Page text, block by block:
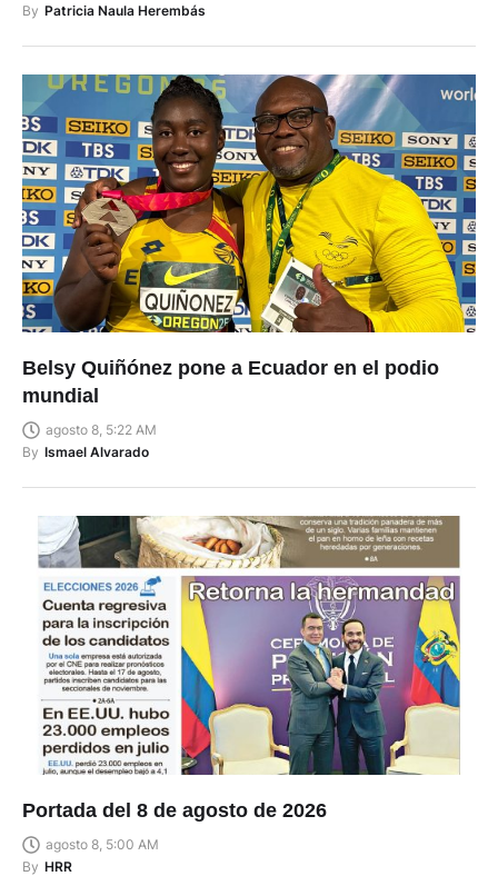
By Patricia Naula Herembás
Belsy Quiñónez pone a Ecuador en el podio
mundial
agosto 8, 5:22 AM
By Ismael Alvarado
Portada del 8 de agosto de 2026
agosto 8, 5:00 AM
By HRR